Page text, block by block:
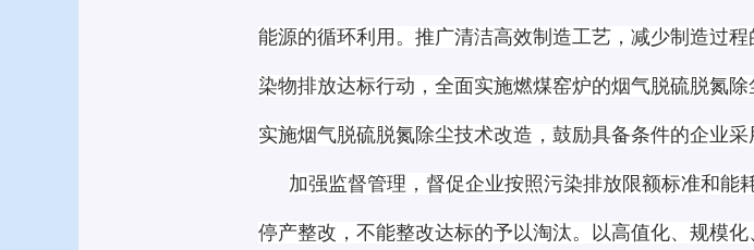
能源的循环利用。推广清洁高效制造工艺，减少制造过
染物排放达标行动，全面实施燃煤窑炉的烟气脱硫脱氮
实施烟气脱硫脱氮除尘技术改造，鼓励具备条件的企业采
加强监督管理，督促企业按照污染排放限额标准和
停产整改，不能整改达标的予以淘汰。以高值化、规模